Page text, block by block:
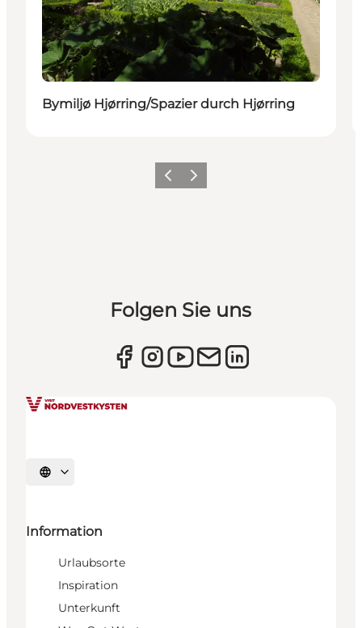
Bymiljø Hjørring/Spazier durch Hjørring
ZurückWeiter
Folgen Sie uns
Sprache auswählen
Information
Urlaubsorte
Inspiration
Unterkunft